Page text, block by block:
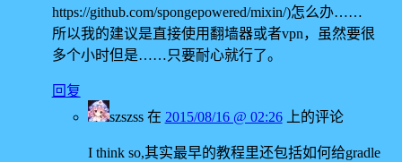
https://github.com/spongepowered/mixin/)怎么办……
所以我的建议是直接使用翻墙器或者vpn，虽然要很
多个小时但是……只要耐心就行了。
回复
szszss在 2015/08/16 @ 02:26上的评论
I think so,其实最早的教程里还包括如何给gradle